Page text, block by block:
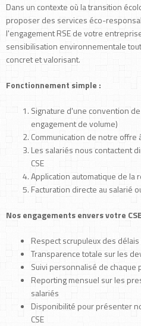
Dans un contexte où la transition
proposer des services éco-
l'engagement RSE de votre
sensibilisation environnementale
concret et valorisant.
Fonctionnement simple :
Signature d'une convention
engagement de volume)
Communication de notre
Les salariés nous contactent
CSE
Application automatique de la
Facturation directe au salarié
Nos engagements envers votre
Respect scrupuleux des
Transparence totale sur les
Suivi personnalisé de chaque
Reporting mensuel sur les
salariés
Disponibilité pour présenter
CSE